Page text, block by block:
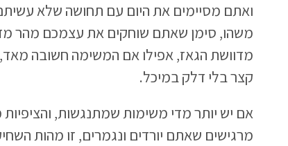
ואתם מסיימים את היום עם תחושה שלא
משהו, סימן שאתם שוחקים את עצמכם מהר
מדוושת הגאז, אפילו אם המשימה חשובה
קצר בלי דלק במיכל.
אם יש יותר מדי משימות שמתנגשות,
מרגישים שאתם יורדים ונגמרים, זו מהות